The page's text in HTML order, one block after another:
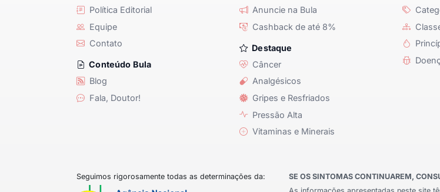
Política Editorial
Equipe
Contato
Conteúdo Bula
Blog
Fala, Doutor!
Anuncie na Bula
Cashback de até 8%
Destaque
Câncer
Analgésicos
Gripes e Resfriados
Pressão Alta
Vitaminas e Minerais
Seguimos rigorosamente todas as determinações da:
SE OS SINTOMAS CONTINUAREM,